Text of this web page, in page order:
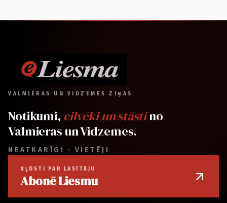
VALMIERAS UN VIDZEMES ZIŅAS
Notikumi, cilvēki un stāstino
Valmieras un Vidzemes.
NEATKARĪGI · VIETĒJI
KĻŪSTI PAR LASĪTĀJU
Abonē Liesmu